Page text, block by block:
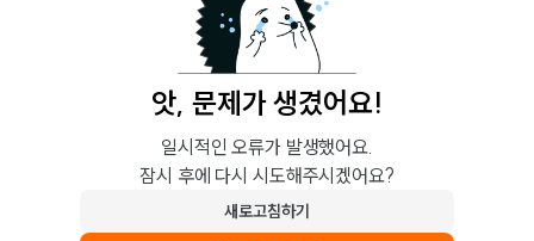
앗, 문제가 생겼어요!
일시적인 오류가 발생했어요.
잠시 후에 다시 시도해주시겠어요?
새로고침하기